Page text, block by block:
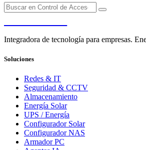
Integradora de tecnología para empresas.
Soluciones
Redes & IT
Seguridad & CCTV
Almacenamiento
Energía Solar
UPS / Energía
Configurador Solar
Configurador NAS
Armador PC